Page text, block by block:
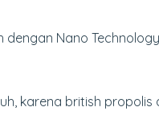
dengan Nano
karena british